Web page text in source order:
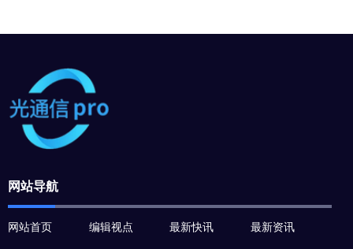
网站导航
网站首页 编辑视点 最新快讯 最新资讯